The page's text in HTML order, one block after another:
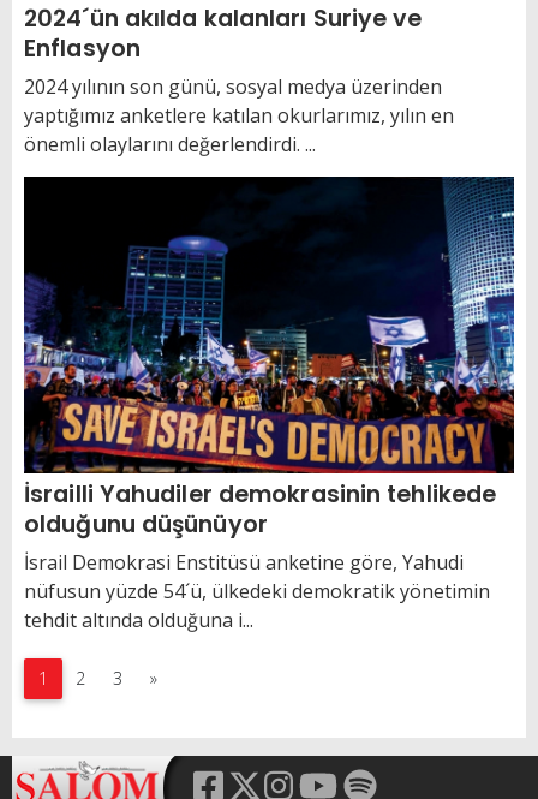
2024´ün akılda kalanları Suriye ve
Enflasyon
2024 yılının son günü, sosyal medya üzerinden
yaptığımız anketlere katılan okurlarımız, yılın en
önemli olaylarını değerlendirdi. ...
İsrailli Yahudiler demokrasinin tehlikede
olduğunu düşünüyor
İsrail Demokrasi Enstitüsü anketine göre, Yahudi
nüfusun yüzde 54´ü, ülkedeki demokratik yönetimin
tehdit altında olduğuna i...
1 2 3 »